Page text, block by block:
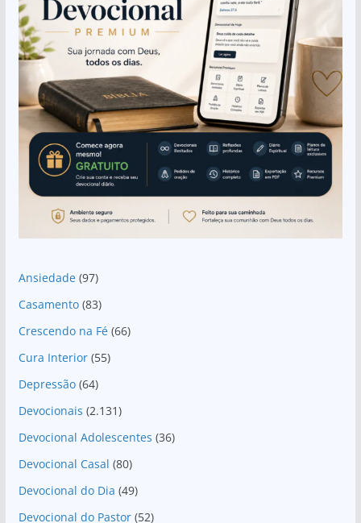
Ansiedade(97)
Casamento(83)
Crescendo na Fé(66)
Cura Interior(55)
Depressão(64)
Devocionais (2.131)
Devocional Adolescentes (36)
Devocional Casal (80)
Devocional do Dia (49)
Devocional do Pastor(52)